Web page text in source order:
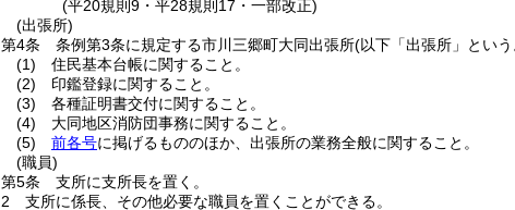
(平20規則9・平28規則17・一部改正)
(出張所)
第4条
条例第3条に規定する市川三郷町大同出張所(以下「出張所」とい
(1)
住民基本台帳に関すること。
(2)
印鑑登録に関すること。
(3)
各種証明書交付に関すること。
(4)
大同地区消防団事務に関すること。
(5)
前各号に掲げるもののほか、出張所の業務全般に関すること。
(職員)
第5条
支所に支所長を置く。
2
支所に係長、その他必要な職員を置くことができる。